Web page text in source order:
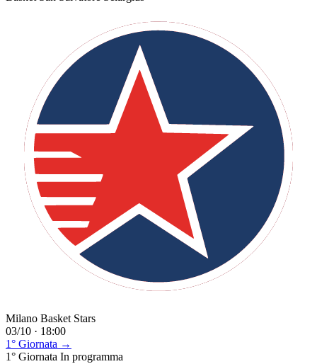
Milano Basket Stars
03/10 · 18:00
1° Giornata →
1° Giornata In programma